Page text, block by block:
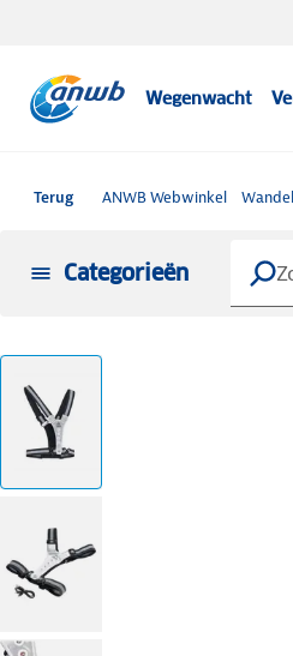
Wegenwacht
Terug ANWB Webwinkel
Categorieën